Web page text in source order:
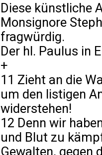
Diese künstliche
Monsignore
fragwürdig.
Der hl. Paulus in
+
11 Zieht an die
um den listigen
widerstehen!
12 Denn wir
und Blut zu
Gewalten, gegen